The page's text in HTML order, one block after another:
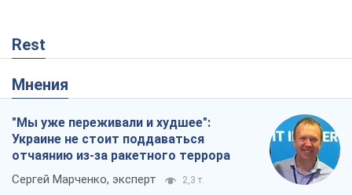
Rest
Мнения
"Мы уже переживали и худшее":
Украине не стоит поддаваться
отчаянию из-за ракетного террора
Сергей Марченко, эксперт 2,3 т.